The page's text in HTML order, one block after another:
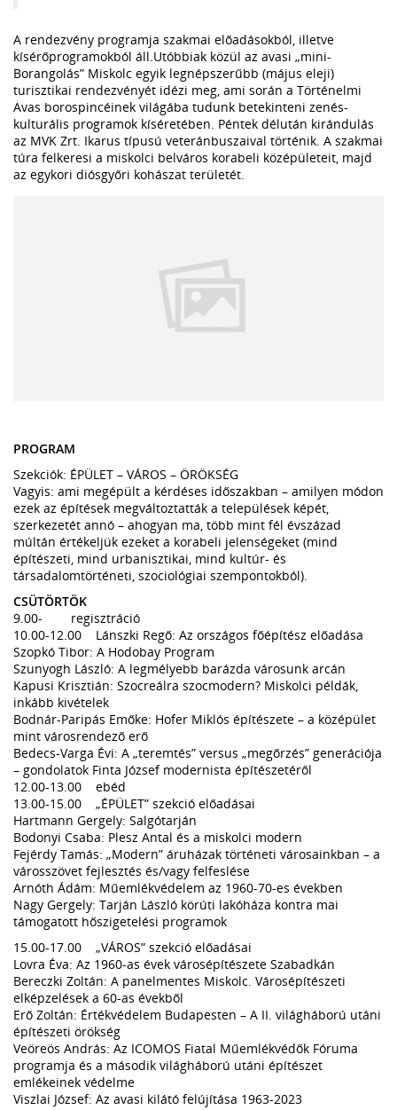
A rendezvény programja szakmai előadásokból, illetve
kísérőprogramokból áll.Utóbbiak közül az avasi „mini-
Borangolás” Miskolc egyik legnépszerűbb (május eleji)
turisztikai rendezvényét idézi meg, ami során a Történelmi
Avas borospincéinek világába tudunk betekinteni zenés-
kulturális programok kíséretében. Péntek délután kirándulás
az MVK Zrt. Ikarus típusú veteránbuszaival történik. A szakmai
túra felkeresi a miskolci belváros korabeli középületeit, majd
az egykori diósgyőri kohászat területét.
PROGRAM
Szekciók: ÉPÜLET – VÁROS – ÖRÖKSÉG
Vagyis: ami megépült a kérdéses időszakban – amilyen módon
ezek az építések megváltoztatták a települések képét,
szerkezetét annó – ahogyan ma, több mint fél évszázad
múltán értékeljük ezeket a korabeli jelenségeket (mind
építészeti, mind urbanisztikai, mind kultúr- és
társadalomtörténeti, szociológiai szempontokból).
CSÜTÖRTÖK
9.00- regisztráció
10.00-12.00 Lánszki Regő: Az országos főépítész előadása
Szopkó Tibor: A Hodobay Program
Szunyogh László: A legmélyebb barázda városunk arcán
Kapusi Krisztián: Szocreálra szocmodern? Miskolci példák,
inkább kivételek
Bodnár-Paripás Emőke: Hofer Miklós építészete – a középület
mint városrendező erő
Bedecs-Varga Évi: A „teremtés” versus „megőrzés” generációja
– gondolatok Finta József modernista építészetéről
12.00-13.00 ebéd
13.00-15.00 „ÉPÜLET” szekció előadásai
Hartmann Gergely: Salgótarján
Bodonyi Csaba: Plesz Antal és a miskolci modern
Fejérdy Tamás: „Modern” áruházak történeti városainkban – a
városszövet fejlesztés és/vagy felfeslése
Arnóth Ádám: Műemlékvédelem az 1960-70-es években
Nagy Gergely: Tarján László körúti lakóháza kontra mai
támogatott hőszigetelési programok
15.00-17.00 „VÁROS” szekció előadásai
Lovra Éva: Az 1960-as évek városépítészete Szabadkán
Bereczki Zoltán: A panelmentes Miskolc. Városépítészeti
elképzelések a 60-as évekből
Erő Zoltán: Értékvédelem Budapesten – A II. világháború utáni
építészeti örökség
Veöreös András: Az ICOMOS Fiatal Műemlékvédők Fóruma
programja és a második világháború utáni építészet
emlékeinek védelme
Viszlai József: Az avasi kilátó felújítása 1963-2023